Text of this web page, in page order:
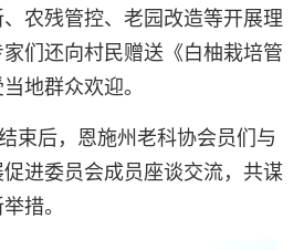
农残管控、老园改造等开展理
们还向村民赠送《白柚栽培管
地群众欢迎。
束后，恩施州老科协会员们与
进委员会成员座谈交流，共谋
措。